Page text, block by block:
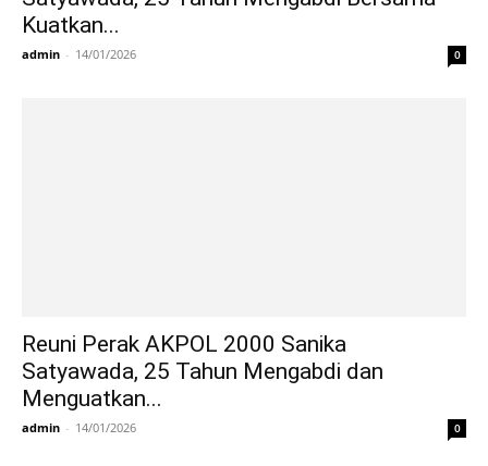
Kuatkan...
admin - 14/01/2026 0
Reuni Perak AKPOL 2000 Sanika
Satyawada, 25 Tahun Mengabdi dan
Menguatkan...
admin - 14/01/2026 0